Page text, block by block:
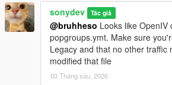
sonydev Tác giả
@bruhheso Looks like OpenIV
popgroups.ymt. Make sure
Legacy and that no other traffic
modified that file
03 Tháng sáu, 2026